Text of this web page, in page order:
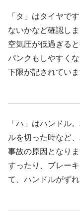
「タ」はタイヤで
ないかなど確認し
空気圧が低過ぎる
パンクもしやすく
下限が記されていま
「ハ」はハンドル
ルを切った時など
事故の原因となり
すったり、ブレー
て、ハンドルがず